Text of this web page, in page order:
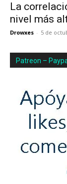
La
nivel más
Drowxes - 5 de
Patreon –